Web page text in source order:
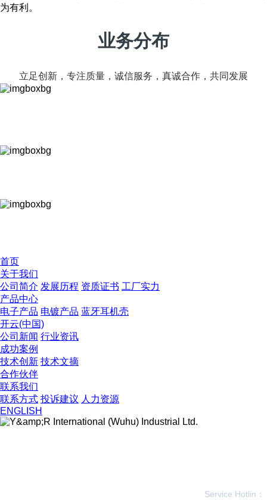
为有利。
业务分布
立足创新，专注质量，诚信服务，真诚合作，共同发展
首页
关于我们
公司简介 发展历程 资质证书 工厂实力
产品中心
电子产品 电镀产品 蓝牙耳机壳
开云(中国)
公司新闻 行业资讯
成功案例
技术创新 技术文摘
合作伙伴
联系我们
联系方式 投诉建议 人力资源
ENGLISH
Service Hotlin：